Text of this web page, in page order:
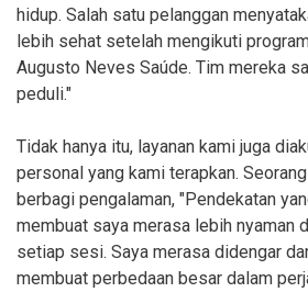
hidup. Salah satu pelanggan
lebih sehat setelah mengikuti
Augusto Neves Saúde. Tim mereka
peduli."
Tidak hanya itu, layanan kami juga
personal yang kami terapkan.
berbagi pengalaman, "Pendekatan
membuat saya merasa lebih nyaman
setiap sesi. Saya merasa didengar
membuat perbedaan besar dalam